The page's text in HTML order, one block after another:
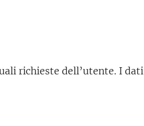
richieste dell’utente. I